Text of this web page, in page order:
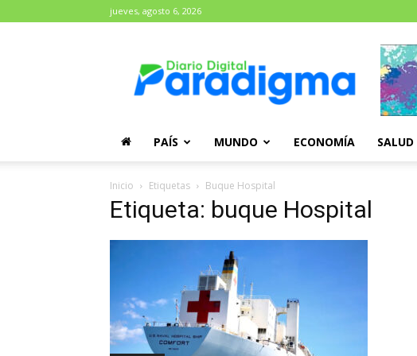
jueves, agosto 6, 2026
Paradigma
PAÍS MUNDO ECONOMÍA SALUD
Inicio Etiquetas Buque Hospital
Etiqueta: buque Hospital